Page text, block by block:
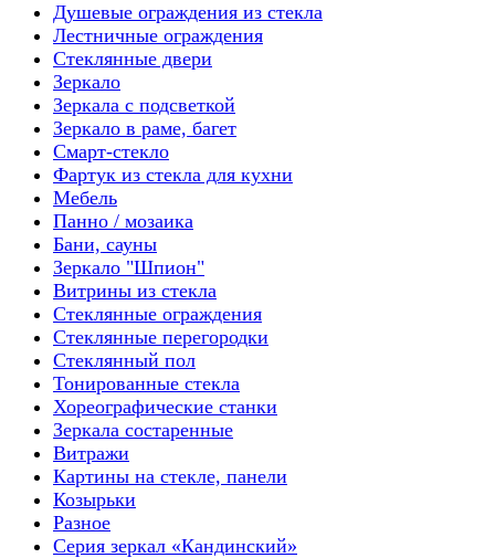
Душевые ограждения из стекла
Лестничные ограждения
Стеклянные двери
Зеркало
Зеркала с подсветкой
Зеркало в раме, багет
Смарт-стекло
Фартук из стекла для кухни
Мебель
Панно / мозаика
Бани, сауны
Зеркало "Шпион"
Витрины из стекла
Стеклянные ограждения
Стеклянные перегородки
Стеклянный пол
Тонированные стекла
Хореографические станки
Зеркала состаренные
Витражи
Картины на стекле, панели
Козырьки
Разное
Серия зеркал «Кандинский»